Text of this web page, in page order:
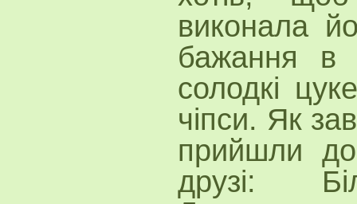
виконала
бажання в
солодкі
чіпси. Як
прийшли
друзі: